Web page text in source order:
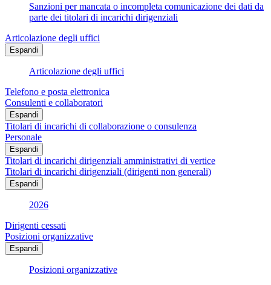
Sanzioni per mancata o incompleta comunicazione dei dati da
parte dei titolari di incarichi dirigenziali
Articolazione degli uffici
Espandi
Articolazione degli uffici
Telefono e posta elettronica
Consulenti e collaboratori
Espandi
Titolari di incarichi di collaborazione o consulenza
Personale
Espandi
Titolari di incarichi dirigenziali amministrativi di vertice
Titolari di incarichi dirigenziali (dirigenti non generali)
Espandi
2026
Dirigenti cessati
Posizioni organizzative
Espandi
Posizioni organizzative